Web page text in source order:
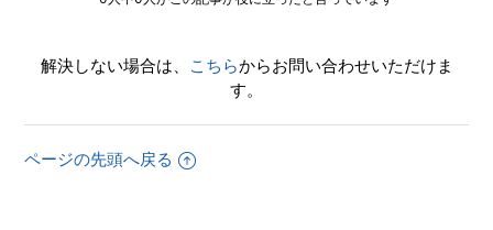
【PS5/ソニックオリジンズ・プラス】難易度設定はあります
【PS5/ソニックオリジンズ・プラス】インターネットを使用
しないと手に入らないアイテムやコンプリート要素などはあ
解決しない場合は、 こちらからお問い合わせいただけま
す。
ページの先頭へ戻る